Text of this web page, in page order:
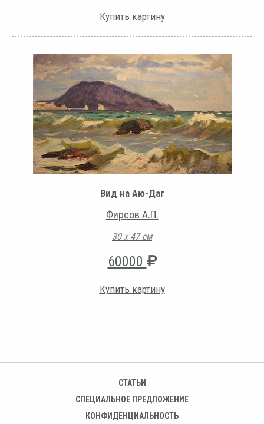
Купить картину
Вид на Аю-Даг
Фирсов А.П.
30 х 47 см
60000
Купить картину
СТАТЬИ
СПЕЦИАЛЬНОЕ ПРЕДЛОЖЕНИЕ
КОНФИДЕНЦИАЛЬНОСТЬ